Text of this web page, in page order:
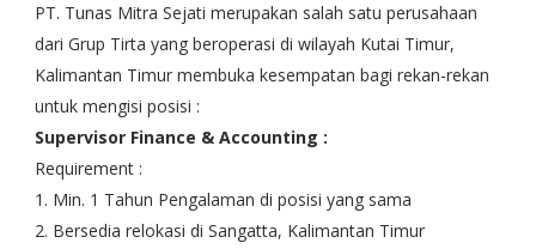
PT. Tunas Mitra Sejati merupakan salah satu perusahaan
dari Grup Tirta yang beroperasi di wilayah Kutai Timur,
Kalimantan Timur membuka kesempatan bagi rekan-rekan
untuk mengisi posisi :
Supervisor Finance & Accounting :
Requirement :
1. Min. 1 Tahun Pengalaman di posisi yang sama
2. Bersedia relokasi di Sangatta, Kalimantan Timur